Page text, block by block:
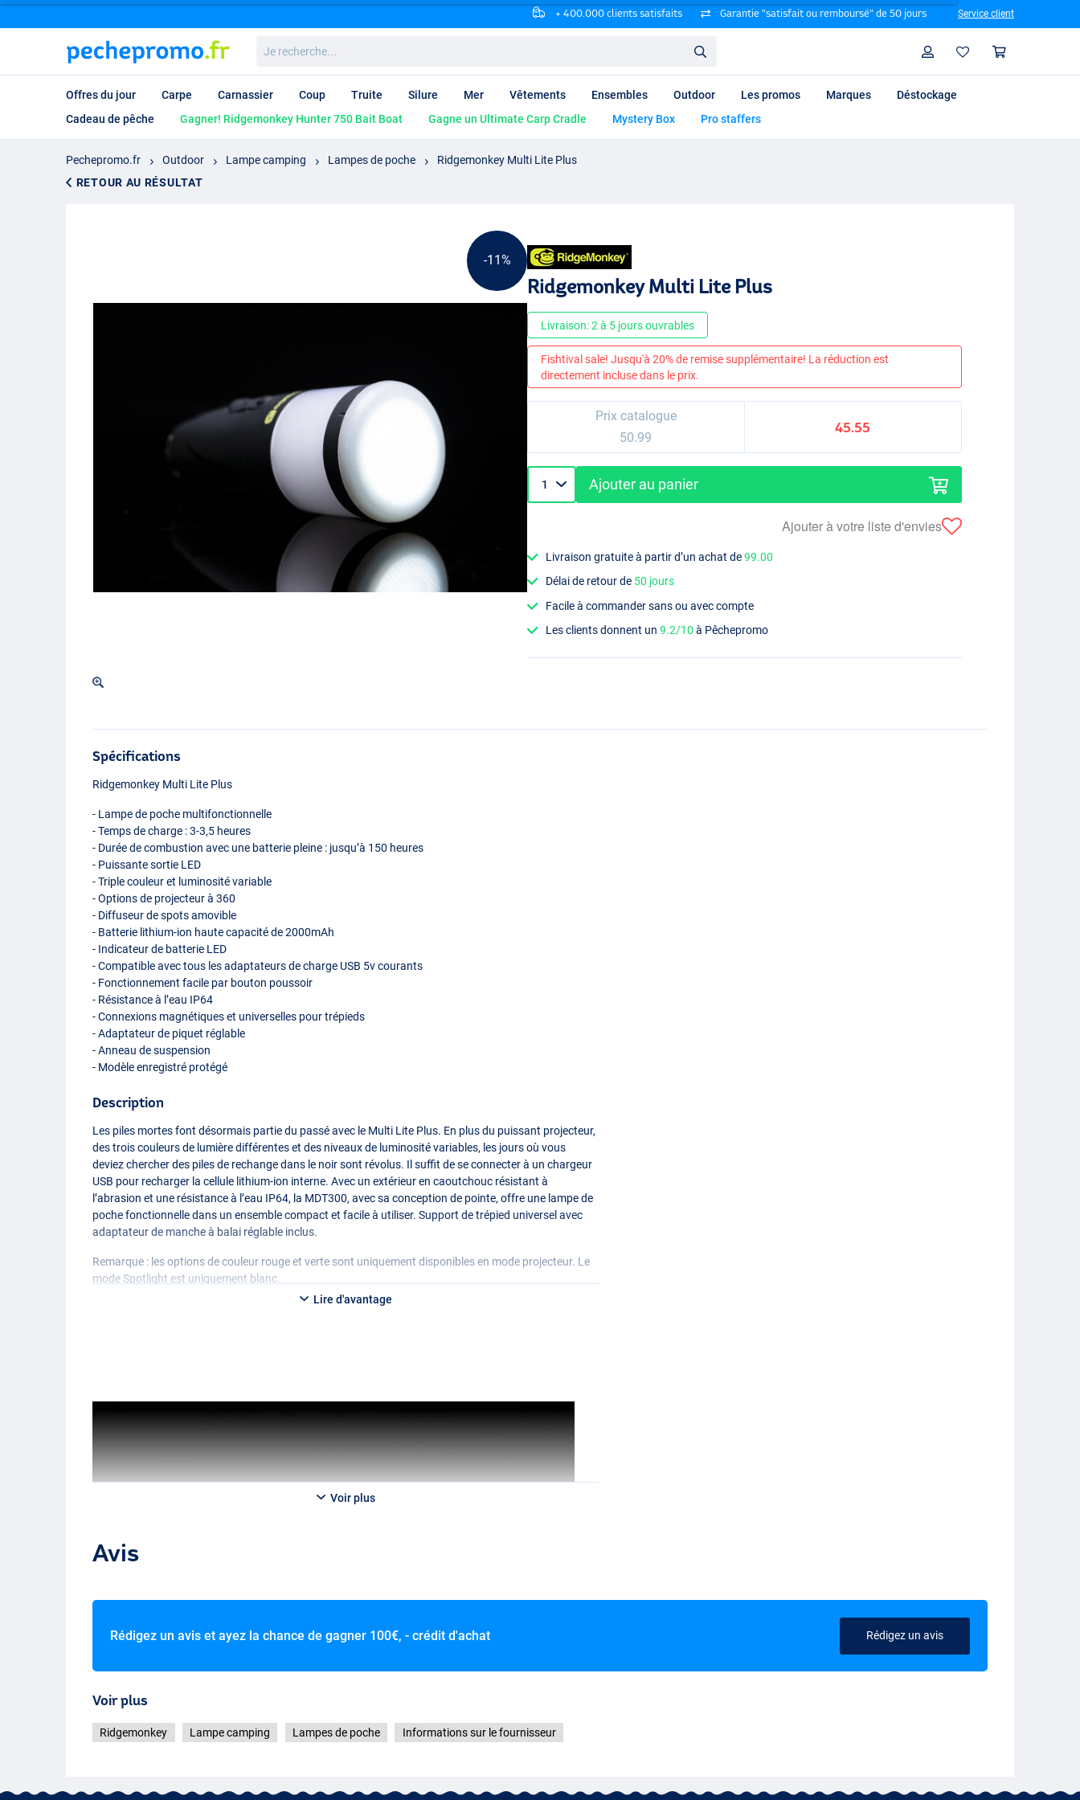
+ 400.000 clients satisfaits Garantie "satisfait ou remboursé" de 50 jours Service client
recherche...
Profil
Offres du jour Carpe Carnassier Coup Truite Silure Mer Vêtements Ensembles Outdoor Les promos Marques
Déstockage
Cadeau de pêche
Gagner! Ridgemonkey Hunter 750 Bait Boat Gagne un Ultimate Carp Cradle Mystery Box Pro staffers
Pechepromo.fr Outdoor Lampe camping Lampes de poche
Ridgemonkey Multi Lite Plus
RETOUR AU RÉSULTAT
-11%
Ridgemonkey Multi Lite Plus
Livraison: 2 à 5 jours ouvrables
Fishtival sale! Jusqu'à 20% de remise supplémentaire! La réduction est
directement incluse dans le prix.
Prix catalogue
50.99
45.55
Ajouter au panier
Ajouter à votre liste d'envies
Livraison gratuite à partir d’un achat de99.00
Délai de retour de 50 jours
Facile à commander sans ou avec compte
Les clients donnent un9.2/10 à Pêchepromo
Spécifications
Ridgemonkey Multi Lite Plus
- Lampe de poche multifonctionnelle
- Temps de charge : 3-3,5 heures
- Durée de combustion avec une batterie pleine : jusqu’à 150 heures
- Puissante sortie LED
- Triple couleur et luminosité variable
- Options de projecteur à 360
- Diffuseur de spots amovible
- Batterie lithium-ion haute capacité de 2000mAh
- Indicateur de batterie LED
- Compatible avec tous les adaptateurs de charge USB 5v courants
- Fonctionnement facile par bouton poussoir
- Résistance à l’eau IP64
- Connexions magnétiques et universelles pour trépieds
- Adaptateur de piquet réglable
- Anneau de suspension
- Modèle enregistré protégé
Description
Les piles mortes font désormais partie du passé avec le Multi Lite Plus. En plus du puissant projecteur,
des trois couleurs de lumière différentes et des niveaux de luminosité variables, les jours où vous
deviez chercher des piles de rechange dans le noir sont révolus. Il suffit de se connecter à un chargeur
USB pour recharger la cellule lithium-ion interne. Avec un extérieur en caoutchouc résistant à
l’abrasion et une résistance à l’eau IP64, la MDT300, avec sa conception de pointe, offre une lampe de
poche fonctionnelle dans un ensemble compact et facile à utiliser. Support de trépied universel avec
adaptateur de manche à balai réglable inclus.
Remarque : les options de couleur rouge et verte sont uniquement disponibles en mode projecteur. Le
mode Spotlight est uniquement blanc.
Lire d'avantage
Voir plus
Avis
Rédigez un avis et ayez la chance de gagner 100€, - crédit d'achat Rédigez un avis
Voir plus
Ridgemonkey Lampe camping Lampes de poche Informations sur le fournisseur